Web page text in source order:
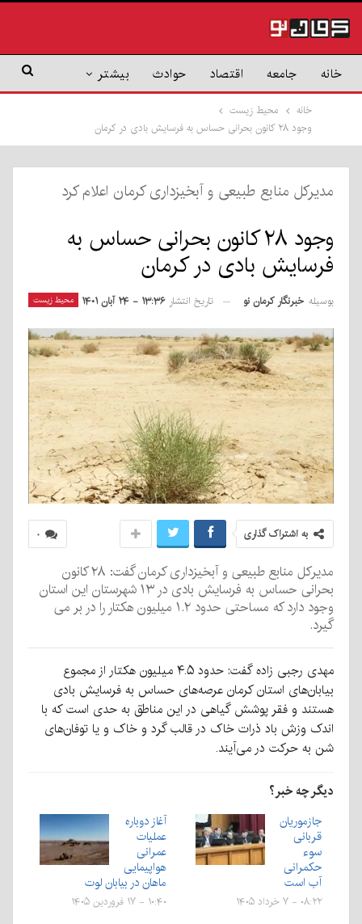
خانه جامعه اقتصاد حوادث بیشتر
خانه
محیط زیست
وجود ۲۸ کانون بحرانی حساس به فرسایش بادی در کرمان
مدیرکل منابع طبیعی و آبخیزداری کرمان اعلام کرد
وجود ۲۸ کانون بحرانی حساس به
فرسایش بادی در کرمان
محیط زیست بوسیله خبرنگار کرمان نو تاریخ انتشار ۱۳:۳۶ - ۲۴ آبان ۱۴۰۱
۰ به اشتراک گذاری
مدیرکل منابع طبیعی و آبخیزداری کرمان گفت: ۲۸ کانون
بحرانی حساس به فرسایش بادی در ۱۳ شهرستان این استان
وجود دارد که مساحتی حدود ۱.۲ میلیون هکتار را در بر می
گیرد.
مهدی رجبی زاده گفت: حدود ۴.۵ میلیون هکتار از مجموع
بیابان‌های استان کرمان عرصه‌های حساس به فرسایش بادی
هستند و فقر پوشش گیاهی در این مناطق به حدی است که با
اندک وزش باد ذرات خاک در قالب گرد و خاک و یا توفان‌های
شن به حرکت در می‌آیند.
دیگر چه خبر؟
جازموریان
قربانی
سوء
حکمرانی
آب است
۰۸:۲۲ - ۷ خرداد ۱۴۰۵
آغاز دوباره
عملیات
عمرانی
هواپیمایی
ماهان در بیابان لوت
۱۰:۴۰ - ۱۷ فروردین ۱۴۰۵